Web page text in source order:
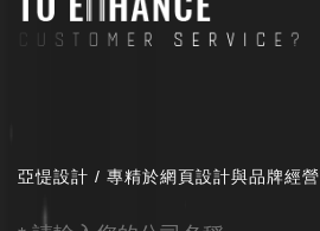
亞惿設計 / 專精於網頁設計與品牌經營